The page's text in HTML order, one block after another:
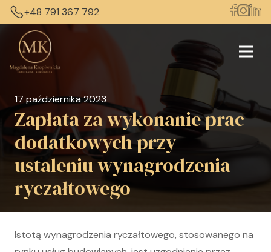
+48 791 367 792
17 października 2023
Zapłata za wykonanie prac
dodatkowych przy
ustaleniu wynagrodzenia
ryczałtowego
Istotą wynagrodzenia ryczałtowego, stosowanego na